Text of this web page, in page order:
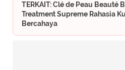
TERKAIT: Clé de Peau Beauté
Treatment Supreme Rahasia
Bercahaya